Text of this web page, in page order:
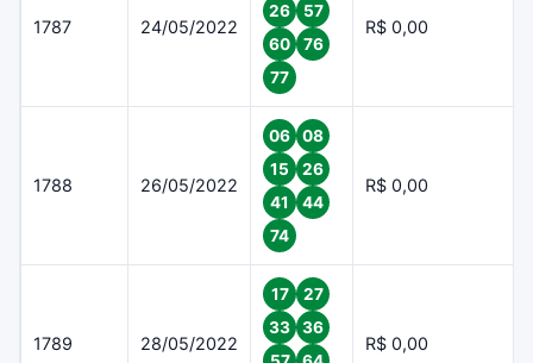
1787 24/05/2022
26
57
60
76
77
R$ 0,00
1788 26/05/2022
06
08
15
26
41
44
74
R$ 0,00
1789 28/05/2022
17
27
33
36
R$ 0,00